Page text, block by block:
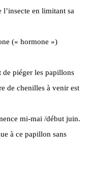
en limitant sa
(« hormone »)
de piéger les papillons
de chenilles à venir est
mi-mai /début juin.
à ce papillon sans